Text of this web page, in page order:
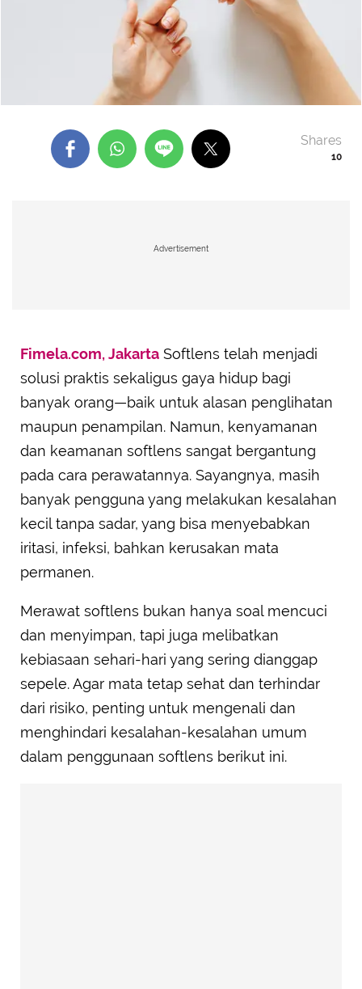
10
Shares
Advertisement
Fimela.com, Jakarta Softlens telah menjadi
solusi praktis sekaligus gaya hidup bagi
banyak orang—baik untuk alasan penglihatan
maupun penampilan. Namun, kenyamanan
dan keamanan softlens sangat bergantung
pada cara perawatannya. Sayangnya, masih
banyak pengguna yang melakukan kesalahan
kecil tanpa sadar, yang bisa menyebabkan
iritasi, infeksi, bahkan kerusakan mata
permanen.
Merawat softlens bukan hanya soal mencuci
dan menyimpan, tapi juga melibatkan
kebiasaan sehari-hari yang sering dianggap
sepele. Agar mata tetap sehat dan terhindar
dari risiko, penting untuk mengenali dan
menghindari kesalahan-kesalahan umum
dalam penggunaan softlens berikut ini.